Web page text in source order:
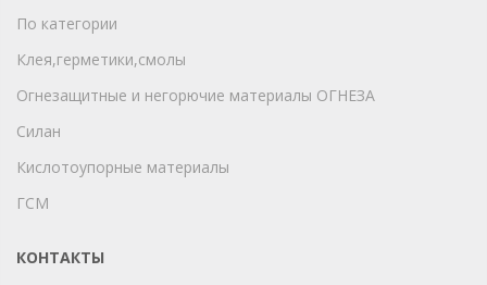
По категории
Клея,герметики,смолы
Огнезащитные и негорючие материалы ОГНЕЗА
Силан
Кислотоупорные материалы
ГСМ
КОНТАКТЫ